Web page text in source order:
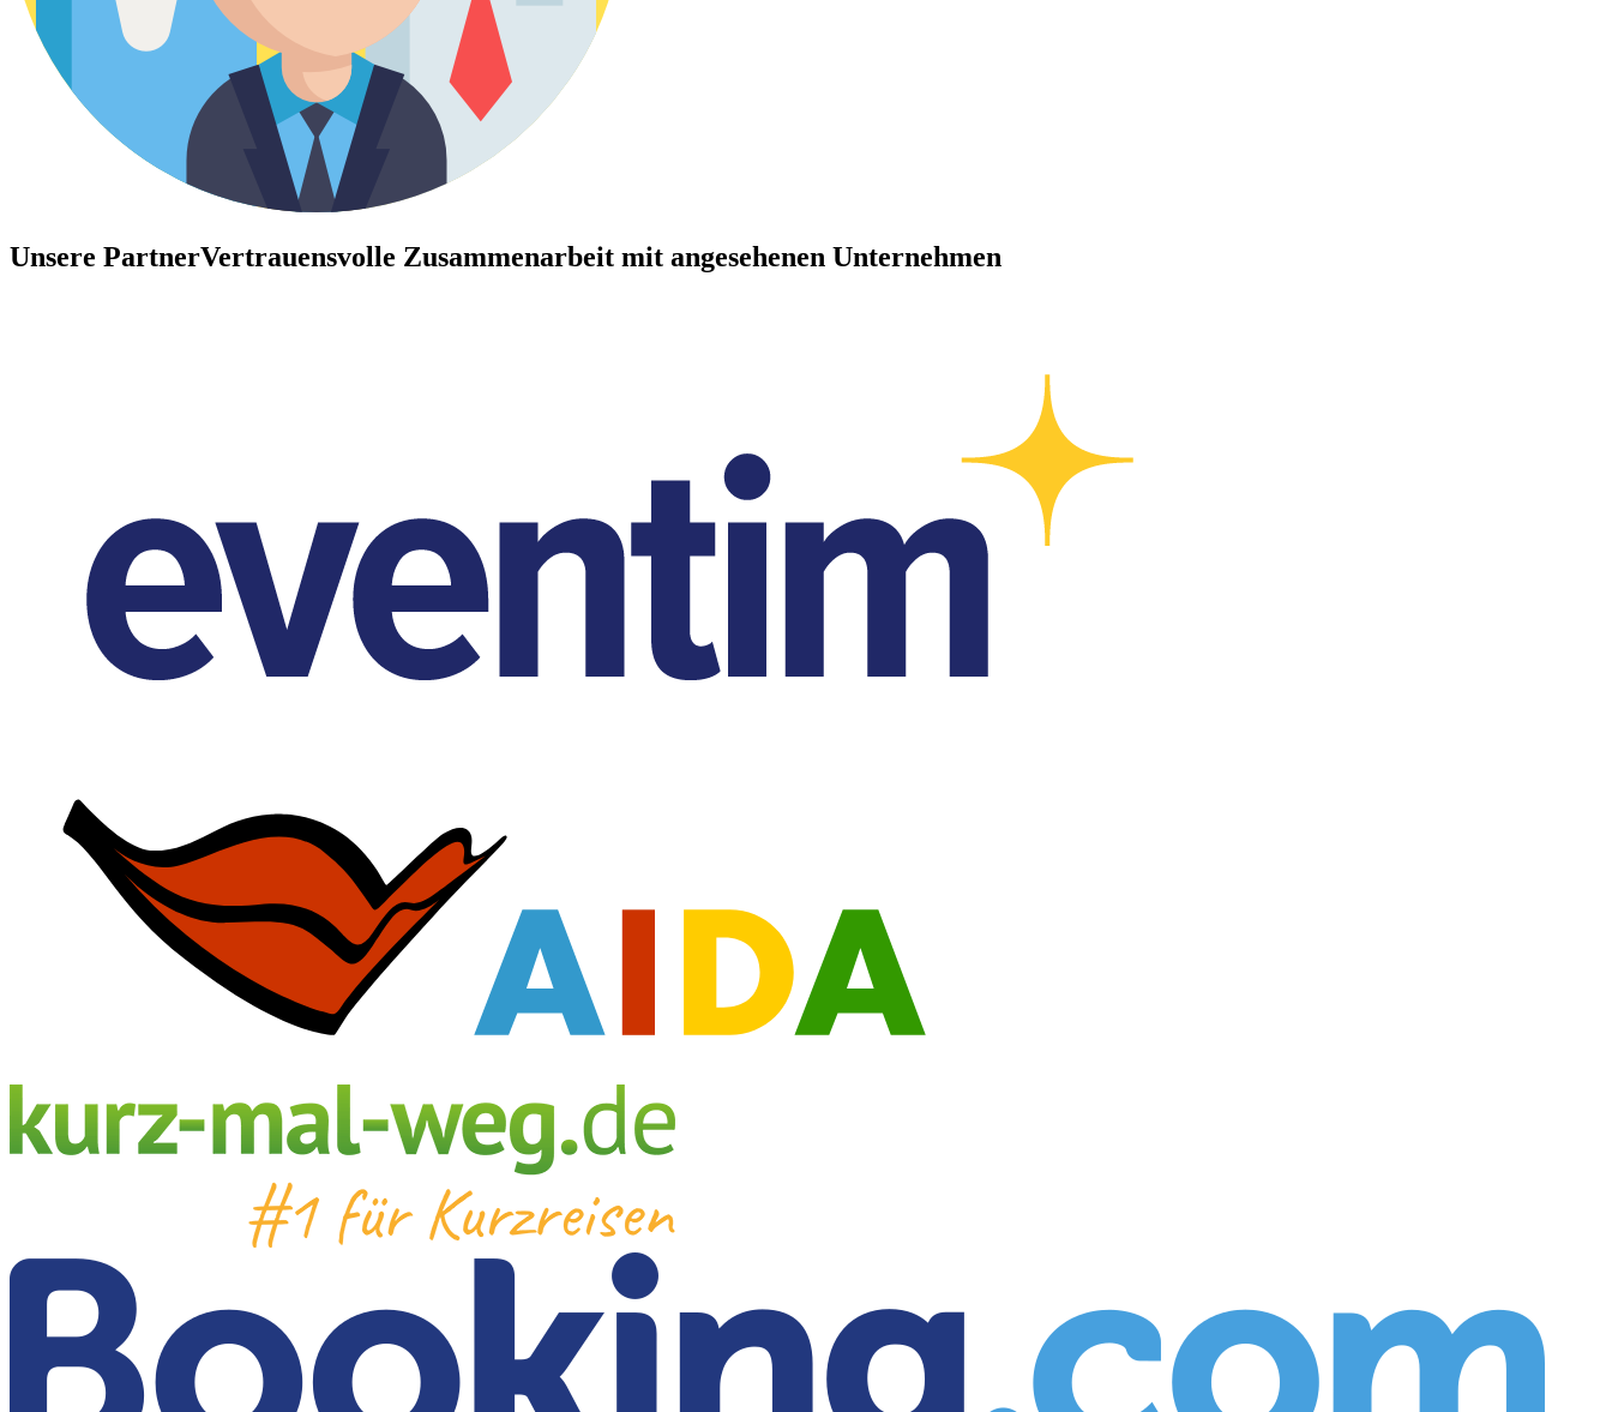
Unsere PartnerVertrauensvolle Zusammenarbeit mit angesehenen Unternehmen